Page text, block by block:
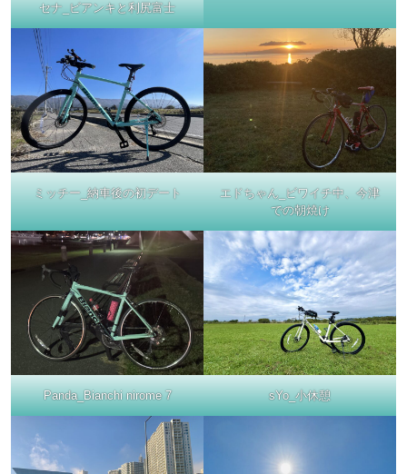
セナ_ビアンキと利尻富士
ミッチー_納車後の初デート
エドちゃん_ビワイチ中、今津
での朝焼け
Panda_Bianchi nirome 7 sYo_小休憩